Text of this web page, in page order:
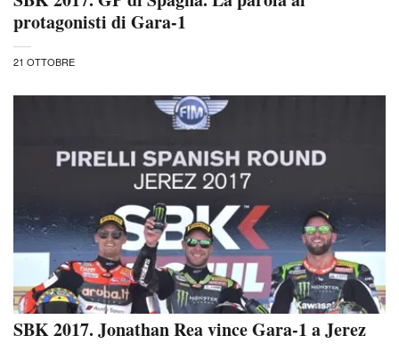
protagonisti di Gara-1
21 OTTOBRE
SBK 2017. Jonathan Rea vince Gara-1 a Jerez